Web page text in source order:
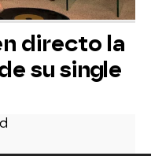
directo la
su single